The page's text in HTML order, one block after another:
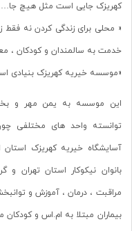
کهریزک جایی است مثل هیچ جا…
« محلی برای زندگی کردن نه فقط
خدمت به سالمندان و کودکان ،
«موسسه خیریه کهریزک بنیادی
این موسسه به یمن مهر و
توانسته واحد های مختلفی
آسایشگاه خیریه کهریزک استان
بانوان نیکوکار استان تهران و
بیماران مبتلا به ام.اس و